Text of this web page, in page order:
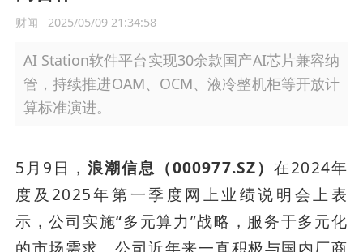
财闻 2025/05/09 21:34:58
AI Station软件平台实现30余款国产AI芯片兼容纳
管，持续推进OAM、OCM、液冷整机柜等开放计
算标准演进。
5月9日， 浪潮信息（000977.SZ）在2024年
度及2025年第一季度网上业绩说明会上表
示，公司实施“多元算力”战略，服务于多元化